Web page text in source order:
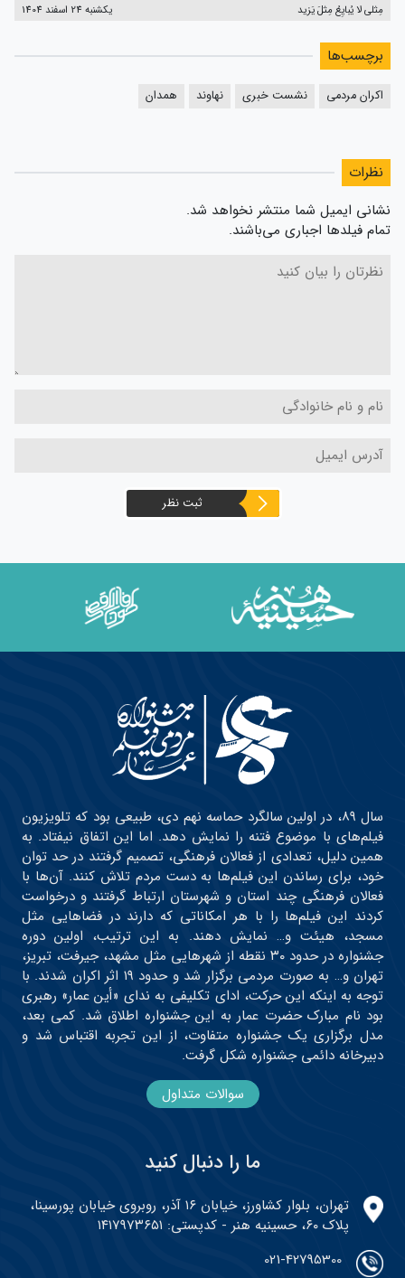
مِثلی لا یُبایِعُ مِثلَ یَزید
یکشنبه 24 اسفند 1404
برچسب‌ها
اکران مردمی نشست خبری نهاوند همدان
نظرات
نشانی ایمیل شما منتشر نخواهد شد.
تمام فیلدها اجباری می‌باشند.
ثبت نظر
سال ۸۹، در اولین سالگرد حماسه نهم دی، طبیعی بود که تلویزیون
فیلم‌های با موضوع فتنه را نمایش دهد. اما این اتفاق نیفتاد. به
همین دلیل، تعدادی از فعالان فرهنگی، تصمیم گرفتند در حد توان
خود، برای رساندن این فیلم‌ها به دست مردم تلاش کنند. آن‌ها با
فعالان فرهنگی چند استان و شهرستان ارتباط گرفتند و درخواست
کردند این فیلم‌ها را با هر امکاناتی که دارند در فضاهایی مثل
مسجد، هیئت و… نمایش دهند. به این ترتیب، اولین دوره
جشنواره در حدود ۳۰ نقطه از شهرهایی مثل مشهد، جیرفت، تبریز،
تهران و… به صورت مردمی برگزار شد و حدود ۱۹ اثر اکران شدند. با
توجه به اینکه این حرکت، ادای تکلیفی به ندای «أین عمار» رهبری
بود نام مبارک حضرت عمار به این جشنواره اطلاق شد. کمی بعد،
مدل برگزاری یک جشنواره متفاوت، از این تجربه اقتباس شد و
دبیرخانه دائمی جشنواره شکل گرفت.
سوالات متداول
ما را دنبال کنید
تهران، بلوار کشاورز، خیابان ۱۶ آذر، روبروی خیابان پورسینا،
پلاک ۶۰، حسینیه هنر - کدپستی: ۱۴۱۷۹۷۳۶۵۱
021-42795300